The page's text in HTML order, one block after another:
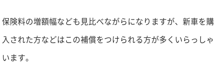
保険料の増額幅なども見比べながらになりますが、新車を購
入された方などはこの補償をつけられる方が多くいらっしゃ
います。